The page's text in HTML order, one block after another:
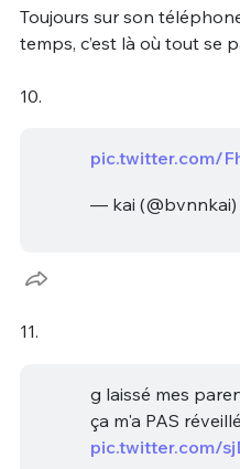
Toujours sur son
temps, c’est là où tout se
10.
pic.twitter.com/
— kai (@bvnnkai)
11.
g laissé mes
ça m'a PAS réveillé
pic.twitter.com/